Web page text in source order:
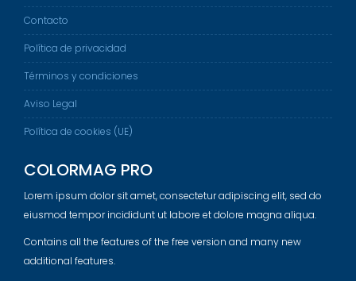
Contacto
Política de privacidad
Términos y condiciones
Aviso Legal
Política de cookies (UE)
COLORMAG PRO
Lorem ipsum dolor sit amet, consectetur adipiscing elit, sed do
eiusmod tempor incididunt ut labore et dolore magna aliqua.
Contains all the features of the free version and many new
additional features.